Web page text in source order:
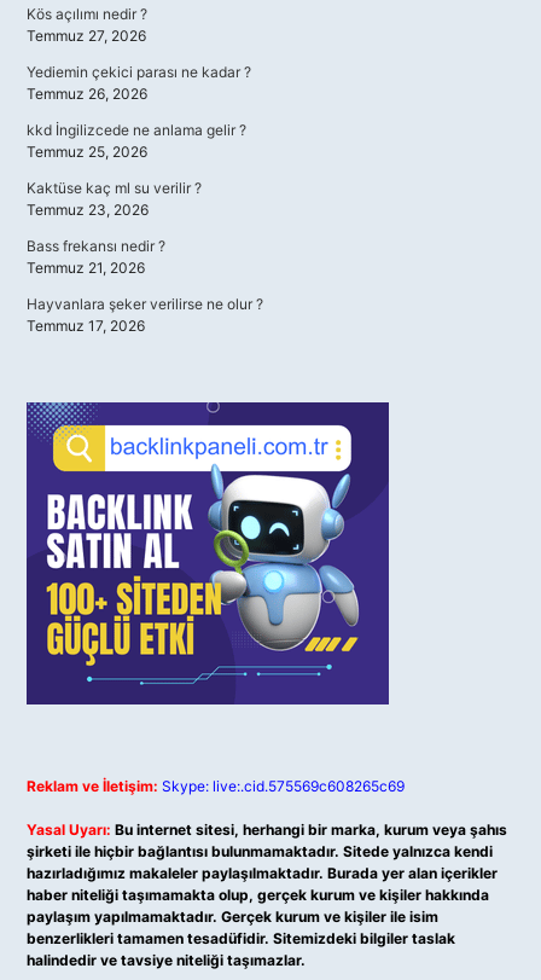
Kös açılımı nedir ?
Temmuz 27, 2026
Yediemin çekici parası ne kadar ?
Temmuz 26, 2026
kkd İngilizcede ne anlama gelir ?
Temmuz 25, 2026
Kaktüse kaç ml su verilir ?
Temmuz 23, 2026
Bass frekansı nedir ?
Temmuz 21, 2026
Hayvanlara şeker verilirse ne olur ?
Temmuz 17, 2026
Reklam ve İletişim: Skype: live:.cid.575569c608265c69
Yasal Uyarı: Bu internet sitesi, herhangi bir marka, kurum veya şahıs
şirketi ile hiçbir bağlantısı bulunmamaktadır. Sitede yalnızca kendi
hazırladığımız makaleler paylaşılmaktadır. Burada yer alan içerikler
haber niteliği taşımamakta olup, gerçek kurum ve kişiler hakkında
paylaşım yapılmamaktadır. Gerçek kurum ve kişiler ile isim
benzerlikleri tamamen tesadüfidir. Sitemizdeki bilgiler taslak
halindedir ve tavsiye niteliği taşımazlar.